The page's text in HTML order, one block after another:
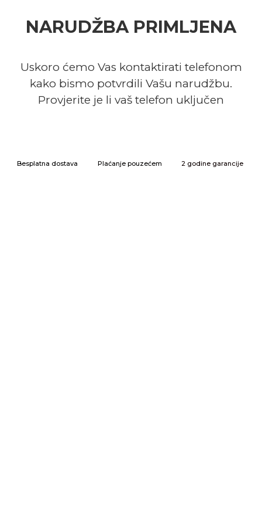
NARUDŽBA PRIMLJENA
Uskoro ćemo Vas kontaktirati telefonom
kako bismo potvrdili Vašu narudžbu.
Provjerite je li vaš telefon uključen
Besplatna dostava Plaćanje pouzećem 2 godine garancije